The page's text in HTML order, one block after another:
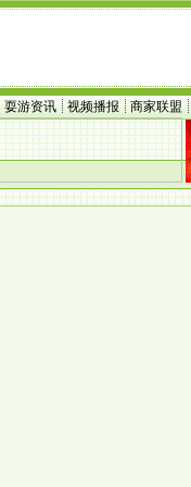
耍游资讯 视频播报 商家联盟